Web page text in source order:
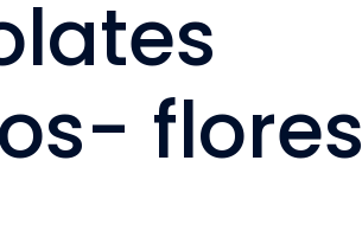
flores